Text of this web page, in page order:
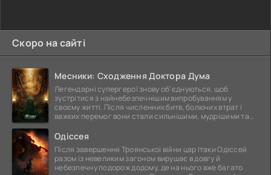
Скоро на сайті
Месники: Сходження Доктора Дума
Легендарні супергерої знову об'єднуються, щоб
зустрітися з найнебезпечнішим випробуванням у
своєму житті. Після численних битв, болючих втрат і
важких перемог вони стали сильнішими, мудрішими та
Одіссея
Після завершення Троянської війни цар Ітаки Одіссей
разом із невеликим загоном вирушає в довгу й
небезпечну подорож додому, де на нього вже багато